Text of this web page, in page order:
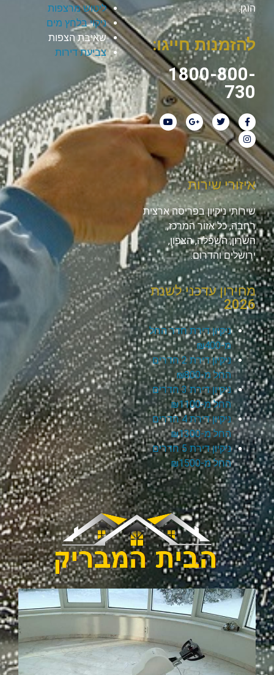
הוגן.
להזמנות חייגו:
1800-800-
730
ליטוש מרצפות
ניקוי בלחץ מים
שאיבת הצפות
צביעת דירות
איזורי שירות
שירותי ניקיון בפריסה ארצית
רחבה, כל אזור המרכז,
השרון, השפלה, הצפון,
ירושלים והדרום.
מחירון עדכני לשנת
2026
ניקיון דירת חדר החל
מ-₪400
ניקיון דירת 2 חדרים
החל מ-₪800
ניקיון דירת 3 חדרים
החל מ-₪1100
ניקיון דירת 4 חדרים
החל מ-₪1300
ניקיון דירת 5 חדרים
החל מ-₪1500